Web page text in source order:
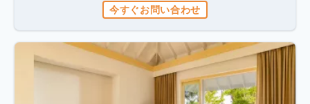
今すぐお問い合わせ